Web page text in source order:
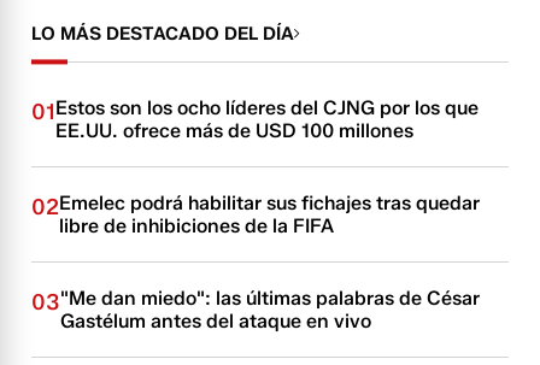
LO MÁS DESTACADO DEL DÍA
01Estos son los ocho líderes del CJNG por los que
EE.UU. ofrece más de USD 100 millones
02Emelec podrá habilitar sus fichajes tras quedar
libre de inhibiciones de la FIFA
03"Me dan miedo": las últimas palabras de César
Gastélum antes del ataque en vivo